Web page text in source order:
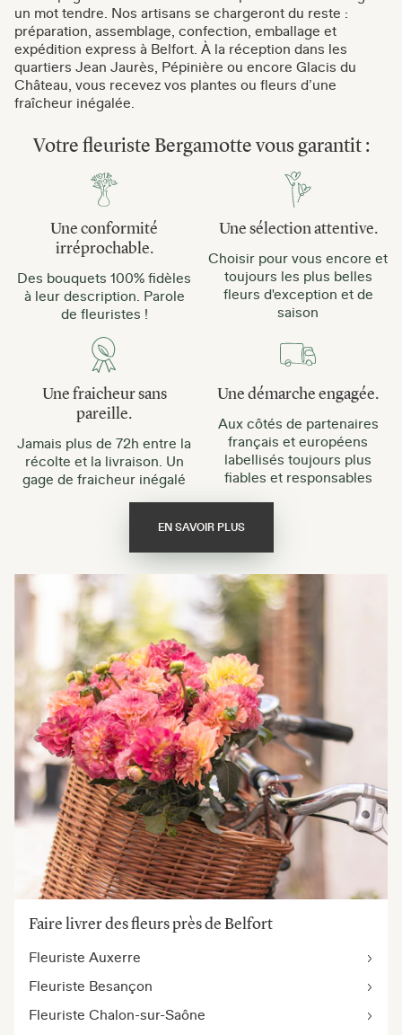
un mot tendre. Nos artisans se chargeront du reste :
préparation, assemblage, confection, emballage et
expédition express à Belfort. À la réception dans les
quartiers Jean Jaurès, Pépinière ou encore Glacis du
Château, vous recevez vos plantes ou fleurs d’une
fraîcheur inégalée.
Votre fleuriste Bergamotte vous garantit :
Une conformité
irréprochable.
Des bouquets 100% fidèles
à leur description. Parole
de fleuristes !
Une sélection attentive.
Choisir pour vous encore et
toujours les plus belles
fleurs d'exception et de
saison
Une fraicheur sans
pareille.
Jamais plus de 72h entre la
récolte et la livraison. Un
gage de fraicheur inégalé
Une démarche engagée.
Aux côtés de partenaires
français et européens
labellisés toujours plus
fiables et responsables
EN SAVOIR PLUS
Faire livrer des fleurs près de Belfort
Fleuriste Auxerre
Fleuriste Besançon
Fleuriste Chalon-sur-Saône